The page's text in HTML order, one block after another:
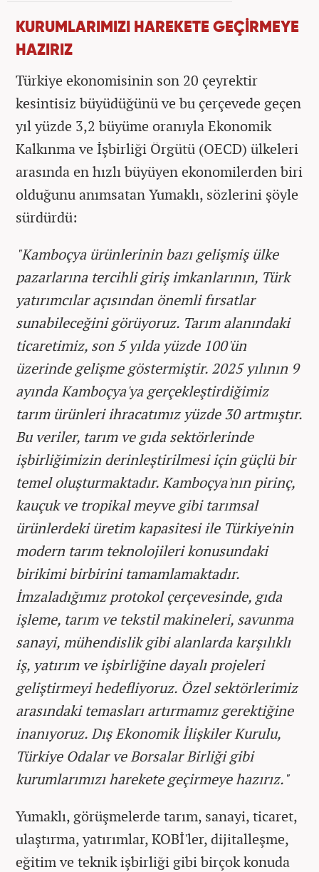
KURUMLARIMIZI HAREKETE GEÇİRMEYE
HAZIRIZ
Türkiye ekonomisinin son 20 çeyrektir
kesintisiz büyüdüğünü ve bu çerçevede geçen
yıl yüzde 3,2 büyüme oranıyla Ekonomik
Kalkınma ve İşbirliği Örgütü (OECD) ülkeleri
arasında en hızlı büyüyen ekonomilerden biri
olduğunu anımsatan Yumaklı, sözlerini şöyle
sürdürdü:
"Kamboçya ürünlerinin bazı gelişmiş ülke
pazarlarına tercihli giriş imkanlarının, Türk
yatırımcılar açısından önemli fırsatlar
sunabileceğini görüyoruz. Tarım alanındaki
ticaretimiz, son 5 yılda yüzde 100'ün
üzerinde gelişme göstermiştir. 2025 yılının 9
ayında Kamboçya'ya gerçekleştirdiğimiz
tarım ürünleri ihracatımız yüzde 30 artmıştır.
Bu veriler, tarım ve gıda sektörlerinde
işbirliğimizin derinleştirilmesi için güçlü bir
temel oluşturmaktadır. Kamboçya'nın pirinç,
kauçuk ve tropikal meyve gibi tarımsal
ürünlerdeki üretim kapasitesi ile Türkiye'nin
modern tarım teknolojileri konusundaki
birikimi birbirini tamamlamaktadır.
İmzaladığımız protokol çerçevesinde, gıda
işleme, tarım ve tekstil makineleri, savunma
sanayi, mühendislik gibi alanlarda karşılıklı
iş, yatırım ve işbirliğine dayalı projeleri
geliştirmeyi hedefliyoruz. Özel sektörlerimiz
arasındaki temasları artırmamız gerektiğine
inanıyoruz. Dış Ekonomik İlişkiler Kurulu,
Türkiye Odalar ve Borsalar Birliği gibi
kurumlarımızı harekete geçirmeye hazırız."
Yumaklı, görüşmelerde tarım, sanayi, ticaret,
ulaştırma, yatırımlar, KOBİ'ler, dijitalleşme,
eğitim ve teknik işbirliği gibi birçok konuda